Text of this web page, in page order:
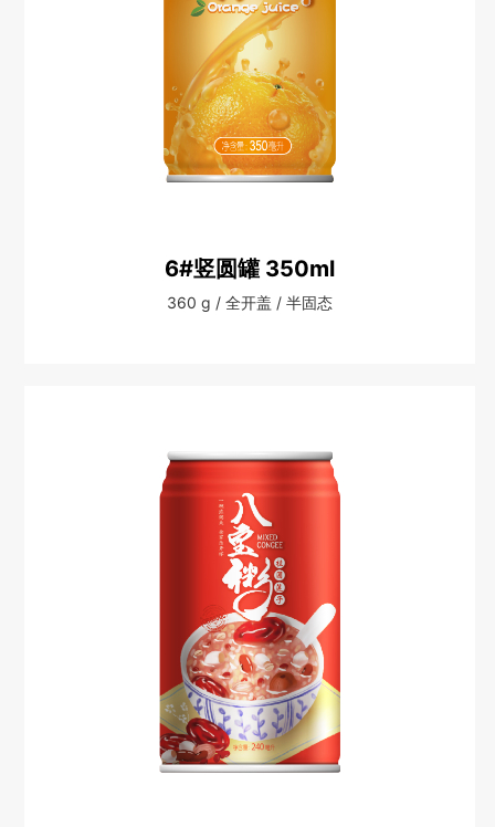
6#竖圆罐 350ml
360 g / 全开盖 / 半固态